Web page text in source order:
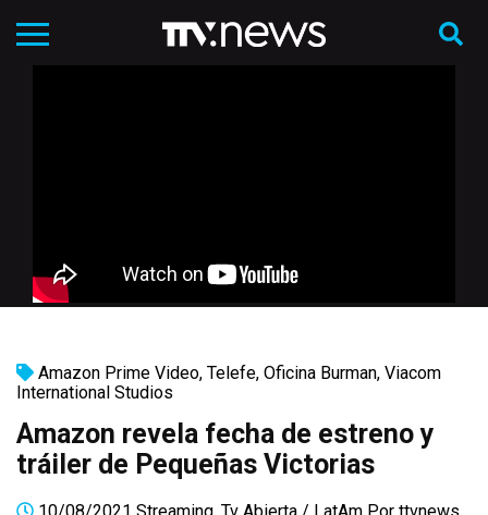
Amazon Prime Video, Telefe, Oficina Burman, Viacom
International Studios
Amazon revela fecha de estreno y
tráiler de Pequeñas Victorias